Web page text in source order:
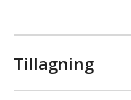
Tillagning